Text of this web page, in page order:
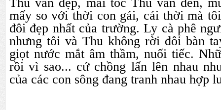
Thu vẫn đẹp, mái tóc Thu vẫn đen,
mấy so với thời con gái, cái thời mà
đôi đẹp nhất của trường. Ly cà phê
nhưng tôi và Thu không rời đôi bàn
giọt nước mắt âm thầm, nuối tiếc.
rồi vì sao... cứ chồng lấn lên nhau
của các con sông đang tranh nhau hợp